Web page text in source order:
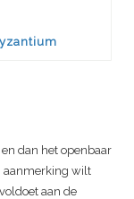
dan het openbaar
aanmerking wilt
aan de